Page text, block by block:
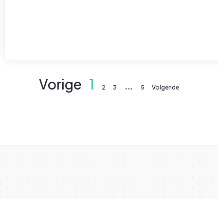
Vorige 1 2 3 … 5 Volgende